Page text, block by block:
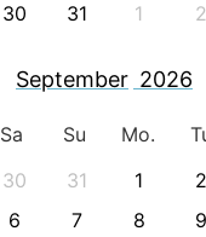
30
31 1 2
September 2026
Sa Su Mo.
30
31 1 2
6
7 8 9